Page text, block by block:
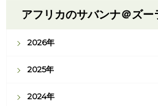
アフリカのサバンナ＠ズ
2026年
2025年
2024年